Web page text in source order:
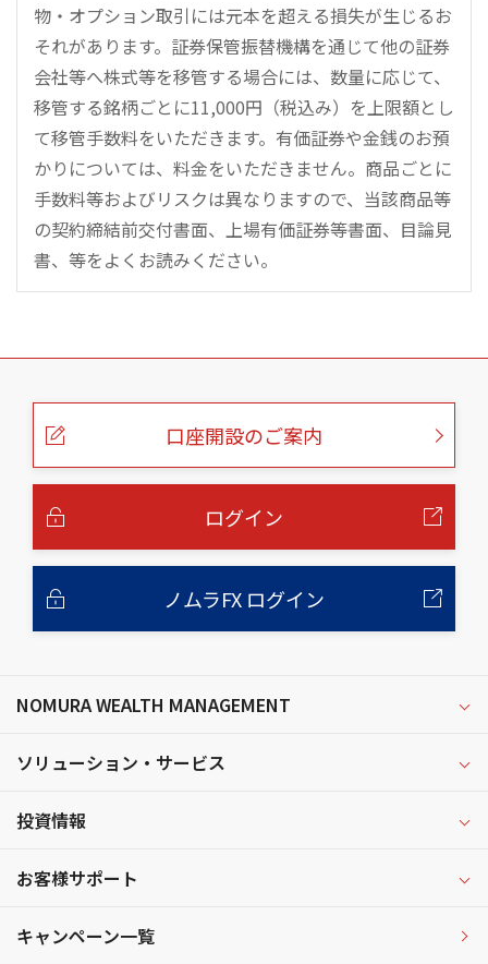
物・オプション取引には元本を超える損失が生じるお
それがあります。証券保管振替機構を通じて他の証券
会社等へ株式等を移管する場合には、数量に応じて、
移管する銘柄ごとに11,000円（税込み）を上限額とし
て移管手数料をいただきます。有価証券や金銭のお預
かりについては、料金をいただきません。商品ごとに
手数料等およびリスクは異なりますので、当該商品等
の契約締結前交付書面、上場有価証券等書面、目論見
書、等をよくお読みください。
こ
口座開設のご案内
ログイン
ノムラFX ログイン
NOMURA WEALTH MANAGEMENT
ソリューション・サービス
投資情報
お客様サポート
キャンペーン一覧